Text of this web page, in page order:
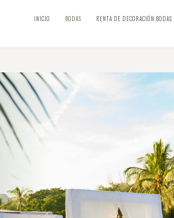
INICIO BODAS RENTA DE DECORACIÓN BODAS